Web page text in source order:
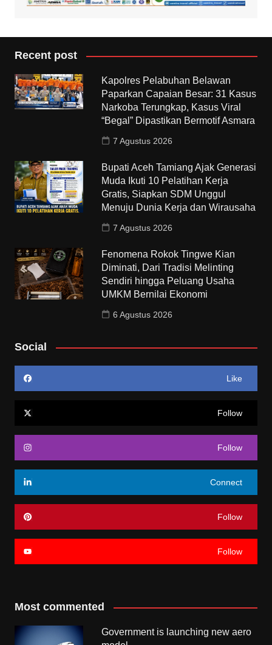
Recent post
Kapolres Pelabuhan Belawan
Paparkan Capaian Besar: 31 Kasus
Narkoba Terungkap, Kasus Viral
“Begal” Dipastikan Bermotif Asmara
7 Agustus 2026
Bupati Aceh Tamiang Ajak Generasi
Muda Ikuti 10 Pelatihan Kerja
Gratis, Siapkan SDM Unggul
Menuju Dunia Kerja dan Wirausaha
7 Agustus 2026
Fenomena Rokok Tingwe Kian
Diminati, Dari Tradisi Melinting
Sendiri hingga Peluang Usaha
UMKM Bernilai Ekonomi
6 Agustus 2026
Social
Like
Follow
Follow
Connect
Follow
Follow
Most commented
Government is launching new aero